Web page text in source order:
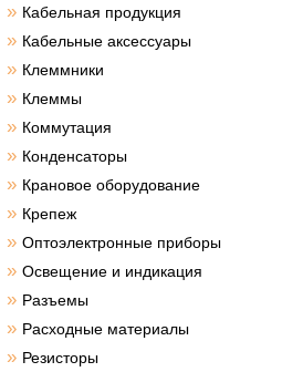
» Кабельная продукция
» Кабельные аксессуары
» Клеммники
» Клеммы
» Коммутация
» Конденсаторы
» Крановое оборудование
» Крепеж
» Оптоэлектронные приборы
» Освещение и индикация
» Разъемы
» Расходные материалы
» Резисторы